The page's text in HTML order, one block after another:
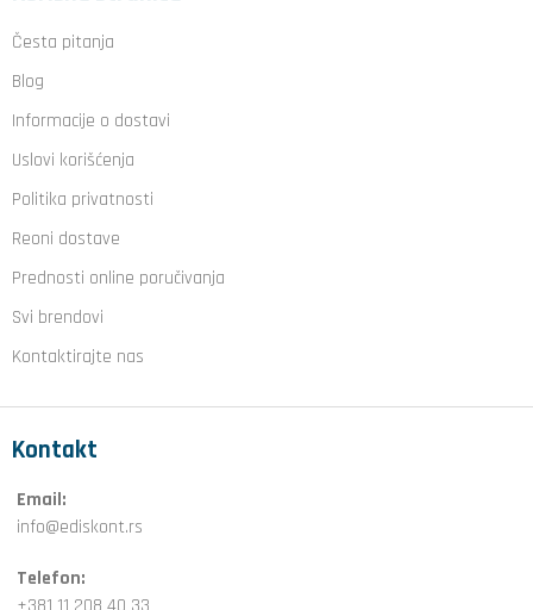
Česta pitanja
Blog
Informacije o dostavi
Uslovi korišćenja
Politika privatnosti
Reoni dostave
Prednosti online poručivanja
Svi brendovi
Kontaktirajte nas
Kontakt
Email:
info@ediskont.rs
Telefon:
+381 11 208 40 33